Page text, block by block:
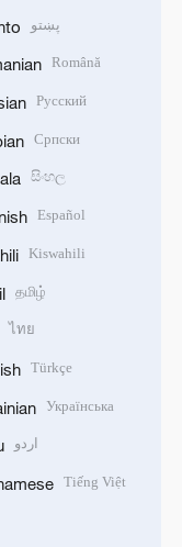
پښتو
Română
Русский
Српски
සිංහල
Español
Kiswahili
தமிழ்
ไทย
Türkçe
Українська
اردو
Tiếng Việt